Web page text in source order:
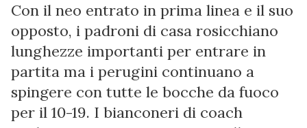
Con il neo entrato in prima linea e il suo
opposto, i padroni di casa rosicchiano
lunghezze importanti per entrare in
partita ma i perugini continuano a
spingere con tutte le bocche da fuoco
per il 10-19. I bianconeri di coach